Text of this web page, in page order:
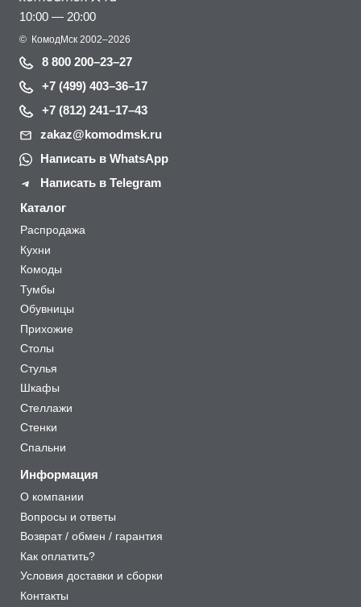
10:00 — 20:00
© КомодМск 2002–2026
8 800 200–23–27
+7 (499) 403–36–17
+7 (812) 241–17–43
zakaz@komodmsk.ru
Написать в WhatsApp
Написать в Telegram
Каталог
Распродажа
Кухни
Комоды
Тумбы
Обувницы
Прихожие
Столы
Стулья
Шкафы
Стеллажи
Стенки
Спальни
Информация
О компании
Вопросы и ответы
Возврат / обмен / гарантия
Как оплатить?
Условия доставки и сборки
Контакты